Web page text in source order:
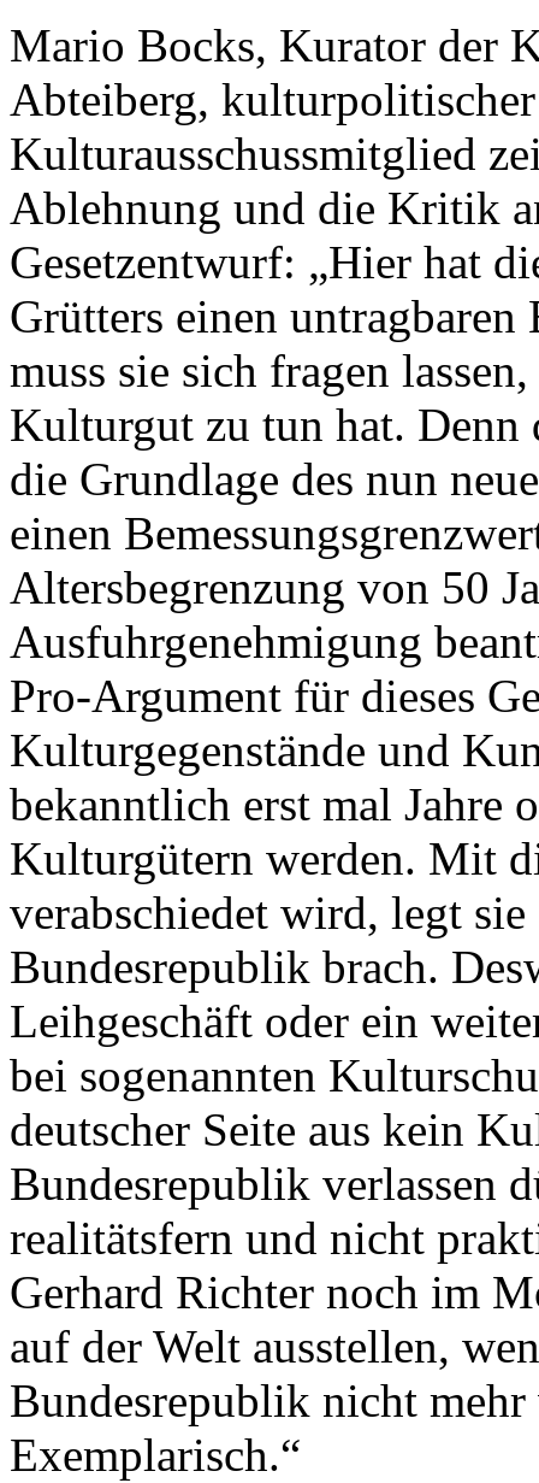
Mario Bocks, Kurator der
Abteiberg,
Kulturausschussmitglied
Ablehnung und die Kritik
Gesetzentwurf: „Hier hat
Grütters einen
muss sie sich fragen
Kulturgut zu tun hat. Denn
die Grundlage des nun
einen
Altersbegrenzung von 50
Ausfuhrgenehmigung
Pro-Argument für dieses
Kulturgegenstände und
bekanntlich erst mal Jahre
Kulturgütern werden. Mit
verabschiedet wird, legt
Bundesrepublik brach.
Leihgeschäft oder ein
bei sogenannten
deutscher Seite aus kein
Bundesrepublik verlassen
realitätsfern und nicht
Gerhard Richter noch im
auf der Welt ausstellen,
Bundesrepublik nicht
Exemplarisch.“